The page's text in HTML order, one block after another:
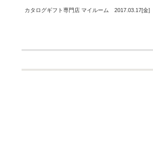
カタログギフト専門店 マイルーム 2017.03.17[金]